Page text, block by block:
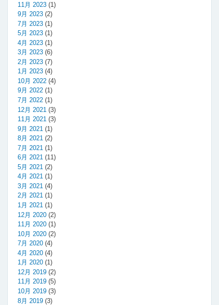
11月 2023 (1)
9月 2023 (2)
7月 2023 (1)
5月 2023 (1)
4月 2023 (1)
3月 2023 (6)
2月 2023 (7)
1月 2023 (4)
10月 2022 (4)
9月 2022 (1)
7月 2022 (1)
12月 2021 (3)
11月 2021 (3)
9月 2021 (1)
8月 2021 (2)
7月 2021 (1)
6月 2021 (11)
5月 2021 (2)
4月 2021 (1)
3月 2021 (4)
2月 2021 (1)
1月 2021 (1)
12月 2020 (2)
11月 2020 (1)
10月 2020 (2)
7月 2020 (4)
4月 2020 (4)
1月 2020 (1)
12月 2019 (2)
11月 2019 (5)
10月 2019 (3)
8月 2019 (3)